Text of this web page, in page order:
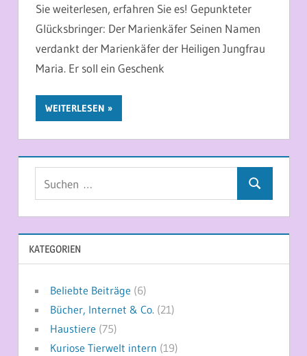
Sie weiterlesen, erfahren Sie es! Gepunkteter
Glücksbringer: Der Marienkäfer Seinen Namen
verdankt der Marienkäfer der Heiligen Jungfrau
Maria. Er soll ein Geschenk
WEITERLESEN
Suchen
KATEGORIEN
Beliebte Beiträge (6)
Bücher, Internet & Co. (21)
Haustiere (75)
Kuriose Tierwelt intern (19)